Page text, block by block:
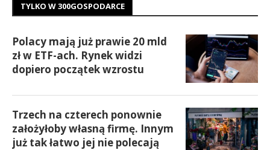
TYLKO W 300GOSPODARCE
Polacy mają już prawie 20 mld
zł w ETF-ach. Rynek widzi
dopiero początek wzrostu
Trzech na czterech ponownie
założyłoby własną firmę. Innym
już tak łatwo jej nie polecają